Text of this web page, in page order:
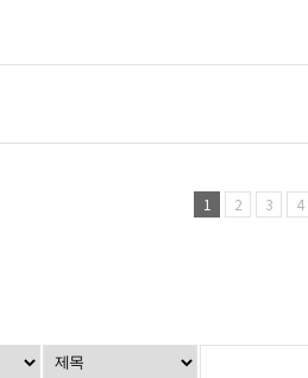
1 2 3 4